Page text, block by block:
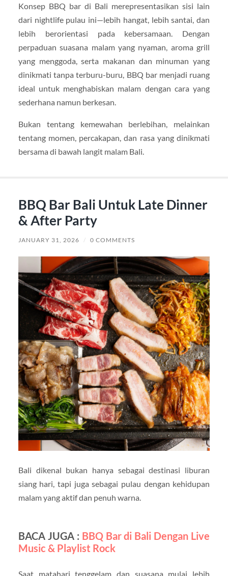
Konsep BBQ bar di Bali merepresentasikan sisi lain
dari nightlife pulau ini—lebih hangat, lebih santai, dan
lebih berorientasi pada kebersamaan. Dengan
perpaduan suasana malam yang nyaman, aroma grill
yang menggoda, serta makanan dan minuman yang
dinikmati tanpa terburu-buru, BBQ bar menjadi ruang
ideal untuk menghabiskan malam dengan cara yang
sederhana namun berkesan.
Bukan tentang kemewahan berlebihan, melainkan
tentang momen, percakapan, dan rasa yang dinikmati
bersama di bawah langit malam Bali.
BBQ Bar Bali Untuk Late Dinner
& After Party
JANUARY 31, 2026 / 0 COMMENTS
Bali dikenal bukan hanya sebagai destinasi liburan
siang hari, tapi juga sebagai pulau dengan kehidupan
malam yang aktif dan penuh warna.
BACA JUGA : BBQ Bar di Bali Dengan Live
Music & Playlist Rock
Saat matahari tenggelam dan suasana mulai lebih